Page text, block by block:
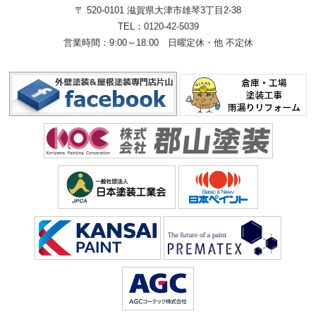
〒 520-0101 滋賀県大津市雄琴3丁目2-38
TEL： 0120-42-5039
営業時間：9:00～18:00
日曜定休・他 不定休